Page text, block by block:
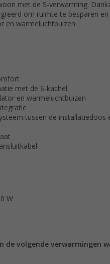
met de S-verwarming.
om ruimte te besparen en
en warmeluchtbuizen.
met de S-kachel
en warmeluchtbuizen
tussen de installatiedoos
W
de volgende verwarmingen